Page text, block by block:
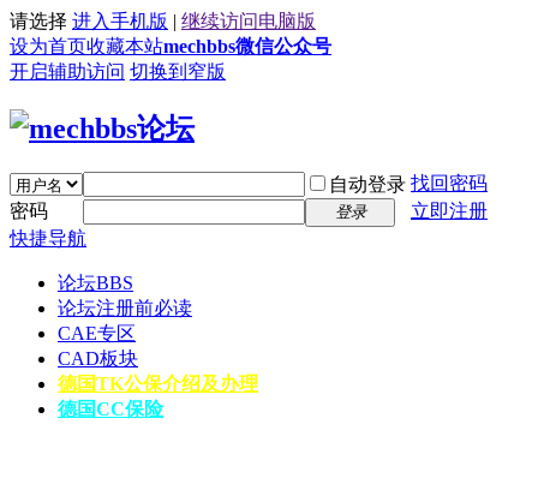
请选择 进入手机版 | 继续访问电脑版
设为首页收藏本站mechbbs微信公众号
开启辅助访问 切换到窄版
自动登录 找回密码
密码
登录
立即注册
快捷导航
论坛BBS
论坛注册前必读
CAE专区
CAD板块
德国TK公保介绍及办理
德国CC保险